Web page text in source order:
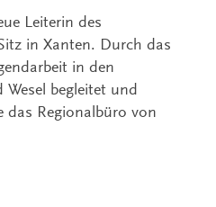
Leiterin des
in Xanten. Durch das
in den
Wesel begleitet und
Regionalbüro von